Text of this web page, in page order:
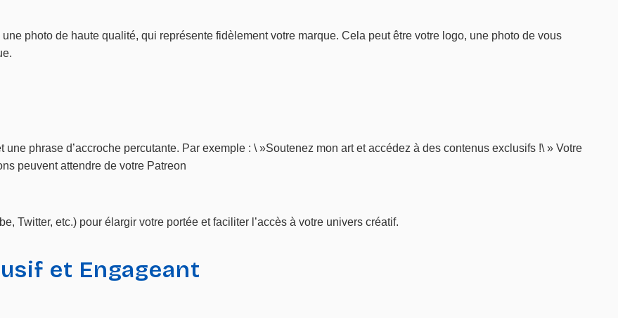
photo de haute qualité, qui représente fidèlement votre marque. Cela peut être votre logo, une photo de vous
phrase d’accroche percutante. Par exemple : \ »Soutenez mon art et accédez à des contenus exclusifs !\ » Votre
peuvent attendre de votre Patreon
Twitter, etc.) pour élargir votre portée et faciliter l’accès à votre univers créatif.
et Engageant